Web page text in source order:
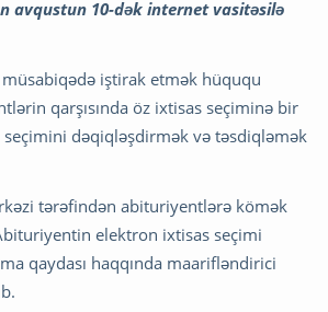
avqustun 10-dək internet vasitəsilə
iştirak etmək hüququ
qarşısında öz ixtisas seçiminə bir
seçimini dəqiqləşdirmək və təsdiqləmək
tərəfindən abituriyentlərə kömək
elektron ixtisas seçimi
qaydası haqqında maarifləndirici